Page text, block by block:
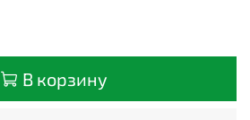
В корзину